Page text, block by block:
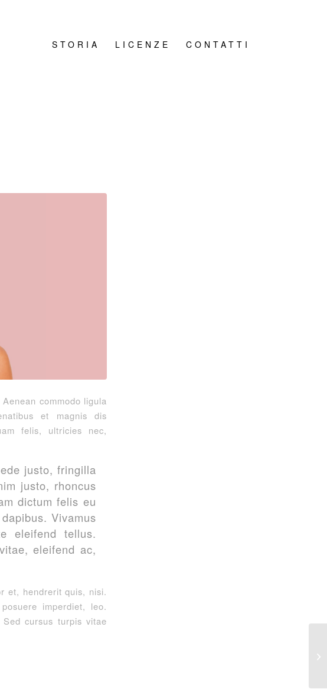
STORIA LICENZE CONTATTI
commodo ligula
et magnis dis
felis, ultricies nec,
justo, fringilla
justo, rhoncus
dictum felis eu
Vivamus
eleifend tellus.
eleifend ac,
et, hendrerit quis, nisi.
imperdiet, leo.
cursus turpis vitae
A